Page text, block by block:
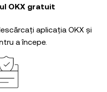
OKX gratuit
aplicația OKX și
a începe.